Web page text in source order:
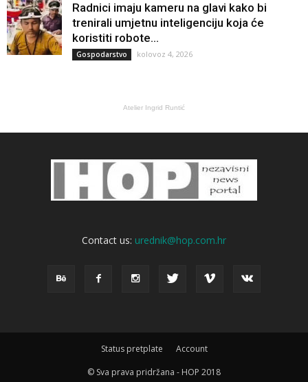
Radnici imaju kameru na glavi kako bi
trenirali umjetnu inteligenciju koja će
koristiti robote...
Gospodarstvo kolovoz 4, 2026
Atelier Ingrid Runtić
Contact us: urednik@hop.com.hr
Status pretplate
Account
© Sva prava pridržana - HOP 2018